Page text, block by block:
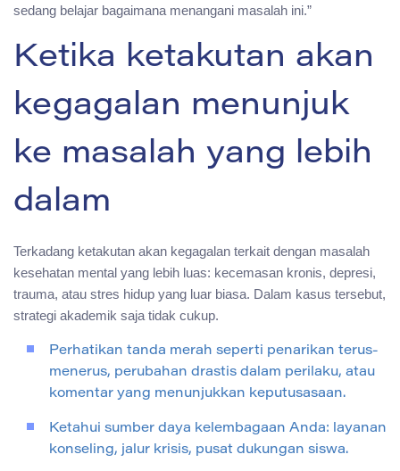
sedang belajar bagaimana menangani masalah ini.”
Ketika ketakutan akan
kegagalan menunjuk
ke masalah yang lebih
dalam
Terkadang ketakutan akan kegagalan terkait dengan masalah
kesehatan mental yang lebih luas: kecemasan kronis, depresi,
trauma, atau stres hidup yang luar biasa. Dalam kasus tersebut,
strategi akademik saja tidak cukup.
Perhatikan tanda merah seperti penarikan terus-
menerus, perubahan drastis dalam perilaku, atau
komentar yang menunjukkan keputusasaan.
Ketahui sumber daya kelembagaan Anda: layanan
konseling, jalur krisis, pusat dukungan siswa.